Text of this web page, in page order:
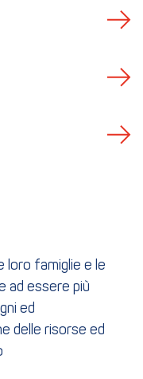
loro famiglie e le
ad essere più
ed
delle risorse ed